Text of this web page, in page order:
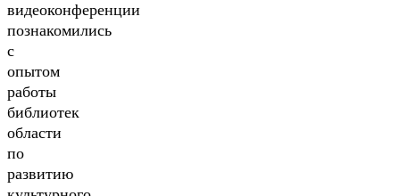
видеоконференции
познакомились
с
опытом
работы
библиотек
области
по
развитию